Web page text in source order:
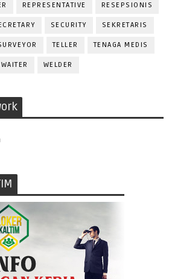
REPRESENTATIVE RESEPSIONIS
SECURITY SEKRETARIS
TELLER TENAGA MEDIS
WAITER WELDER